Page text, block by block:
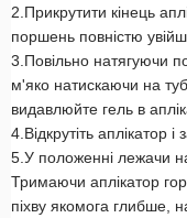
2.Прикрутити кінець
поршень повністю
3.Повільно натягуючи
м'яко натискаючи на
видавлюйте гель в
4.Відкрутіть аплікатор
5.У положенні лежачи на
Тримаючи аплікатор
піхву якомога глибше,